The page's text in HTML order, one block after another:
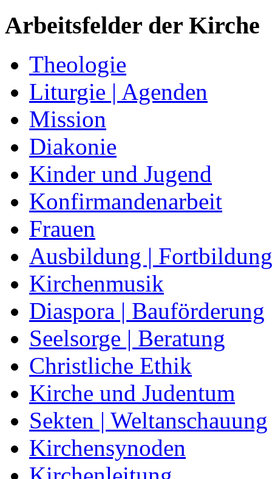
Arbeitsfelder der Kirche
Theologie
Liturgie | Agenden
Mission
Diakonie
Kinder und Jugend
Konfirmandenarbeit
Frauen
Ausbildung | Fortbildung
Kirchenmusik
Diaspora | Bauförderung
Seelsorge | Beratung
Christliche Ethik
Kirche und Judentum
Sekten | Weltanschauung
Kirchensynoden